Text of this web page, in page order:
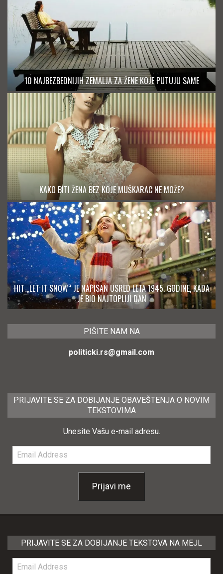
10 NAJBEZBEDNIJIH ZEMALJA ZA ŽENE KOJE PUTUJU SAME
KAKO BITI ŽENA BEZ KOJE MUŠKARAC NE MOŽE?
HIT „LET IT SNOW“ JE NAPISAN USRED LETA 1945. GODINE, KADA
JE BIO NAJTOPLIJI DAN
PIŠITE NAM NA
politicki.rs@gmail.com
PRIJAVITE SE ZA DOBIJANJE OBAVEŠTENJA O NOVIM
TEKSTOVIMA
Unesite Vašu e-mail adresu.
Email
Address
Prijavi me
PRIJAVITE SE ZA DOBIJANJE TEKSTOVA NA MEJL
Email